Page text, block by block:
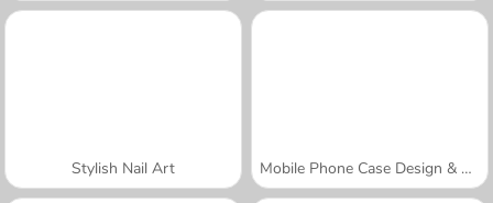
Stylish Nail Art Mobile Phone Case Design & DIY